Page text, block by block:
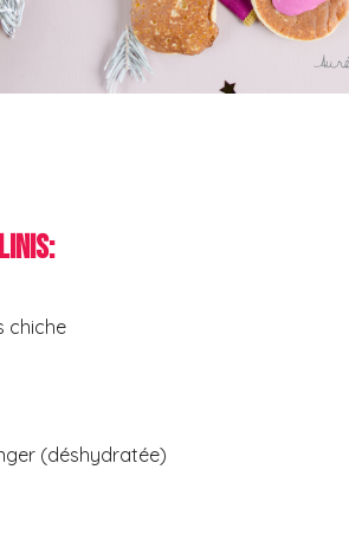
chiche
(déshydratée)